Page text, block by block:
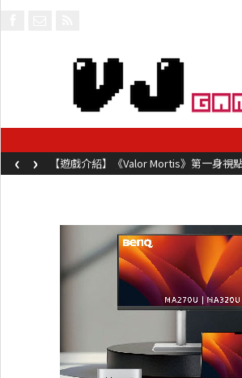
【遊戲介紹】《Valor Mortis》第一身視
槍械劍與魔法殺敵
‹ ›